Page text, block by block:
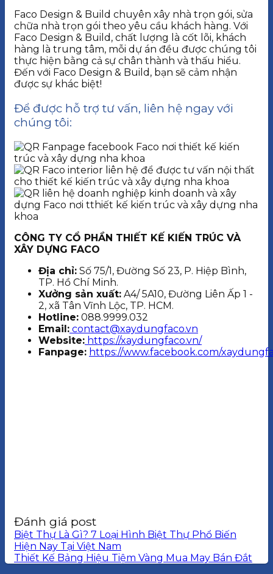
Faco Design & Build chuyên xây nhà trọn gói, sửa
chữa nhà trọn gói theo yêu cầu khách hàng. Với
Faco Design & Build, chất lượng là cốt lõi, khách
hàng là trung tâm, mỗi dự án đều được chúng tôi
thực hiện bằng cả sự chân thành và thấu hiểu.
Đến với Faco Design & Build, bạn sẽ cảm nhận
được sự khác biệt!
Để được hỗ trợ tư vấn, liên hệ ngay với
chúng tôi:
CÔNG TY CỔ PHẦN THIẾT KẾ KIẾN TRÚC VÀ
XÂY DỰNG FACO
Địa chỉ: Số 75/1, Đường Số 23, P. Hiệp Bình,
TP. Hồ Chí Minh.
Xưởng sản xuất: A4/ 5A10, Đường Liên Ấp 1 -
2, xã Tân Vĩnh Lộc, TP. HCM.
Hotline: 088.9999.032
Email: contact@xaydungfaco.vn
Website: https://xaydungfaco.vn/
Fanpage: https://www.facebook.com/
Đánh giá post
Biệt Thự Là Gì? 7 Loại Hình Biệt Thự Phổ Biến
Hiện Nay Tại Việt Nam
Thiết Kế Bảng Hiệu Tiệm Vàng Mua May Bán Đắt